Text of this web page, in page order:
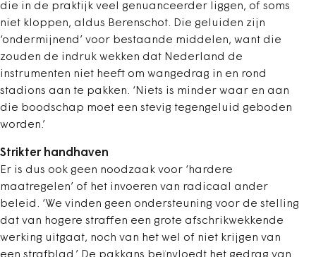
die in de praktijk veel genuanceerder liggen, of soms
niet kloppen, aldus Berenschot. Die geluiden zijn
‘ondermijnend’ voor bestaande middelen, want die
zouden de indruk wekken dat Nederland de
instrumenten niet heeft om wangedrag in en rond
stadions aan te pakken. ‘Niets is minder waar en aan
die boodschap moet een stevig tegengeluid geboden
worden.’
Strikter handhaven
Er is dus ook geen noodzaak voor ‘hardere
maatregelen’ of het invoeren van radicaal ander
beleid. ‘We vinden geen ondersteuning voor de stelling
dat van hogere straffen een grote afschrikwekkende
werking uitgaat, noch van het wel of niet krijgen van